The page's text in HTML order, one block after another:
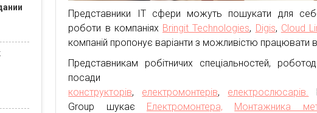
Представники ІТ сфери можуть пошукати для
роботи в компаніях Bringit Technologies, Digis, Cloud
компаній пропонує варіанти з можливістю працювати
Представникам робітничих спеціальностей,
конструкторів, електромонтерів, електрослюсарів.
Group шукає Електромонтера, Монтажника